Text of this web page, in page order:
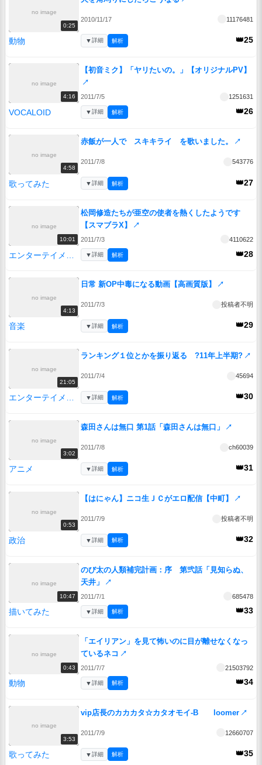
no image
0:25
2010/11/17 11176481
動物 👑25
▼詳細 解析
no image
4:16
【初音ミク】「ヤリたいの。」【オリジナルPV】
↗
2011/7/5 1251631
VOCALOID 👑26
▼詳細 解析
no image
4:58
赤飯が一人で スキキライ を歌いました。 ↗
2011/7/8 543776
歌ってみた 👑27
▼詳細 解析
no image
10:01
松岡修造たちが亜空の使者を熱くしたようです
【スマブラX】
↗
2011/7/3 4110622
👑28
▼詳細 解析
no image
4:13
日常 新OP中毒になる動画【高画質版】 ↗
2011/7/3 投稿者不明
音楽 👑29
▼詳細 解析
no image
21:05
ランキング１位とかを振り返る ?11年上半期? ↗
2011/7/4 45694
エンターテイメント 👑30
▼詳細 解析
no image
3:02
森田さんは無口 第1話「森田さんは無口」 ↗
2011/7/8 ch60039
アニメ 👑31
▼詳細 解析
no image
0:53
【はにゃん】ニコ生ＪＣがエロ配信【中町】 ↗
2011/7/9 投稿者不明
政治 👑32
▼詳細 解析
no image
10:47
のび太の人類補完計画：序 第弐話「見知らぬ、
天井」
↗
2011/7/1 685478
描いてみた 👑33
▼詳細 解析
no image
0:43
「エイリアン」を見て怖いのに目が離せなくなっ
ているネコ ↗
2011/7/7 21503792
動物 👑34
▼詳細 解析
no image
3:53
vip店長のカカカタ☆カタオモイ-B loomer ↗
2011/7/9 12660707
歌ってみた 👑35
▼詳細 解析